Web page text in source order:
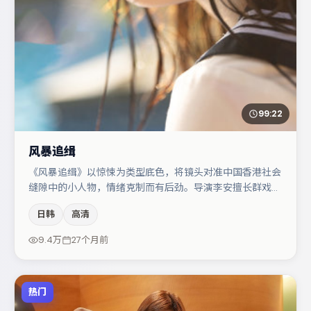
99:22
风暴追缉
《风暴追缉》以惊悚为类型底色，将镜头对准中国香港社会
缝隙中的小人物，情绪克制而有后劲。导演李安擅长群戏与
章子怡的对手戏构成全片情感锚点，肖央则以细节塑造推动
谜题层层揭开。整体完成度较高，适合周末一口气追完。
日韩 高清
9.4万 27个月前
热门